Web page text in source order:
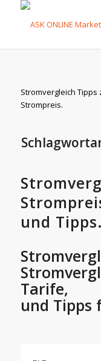
Stromvergleich
Strompreis.
und Tipps.
Tarife,
und Tipps